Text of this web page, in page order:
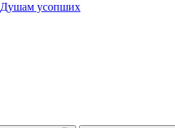
Душам усопших